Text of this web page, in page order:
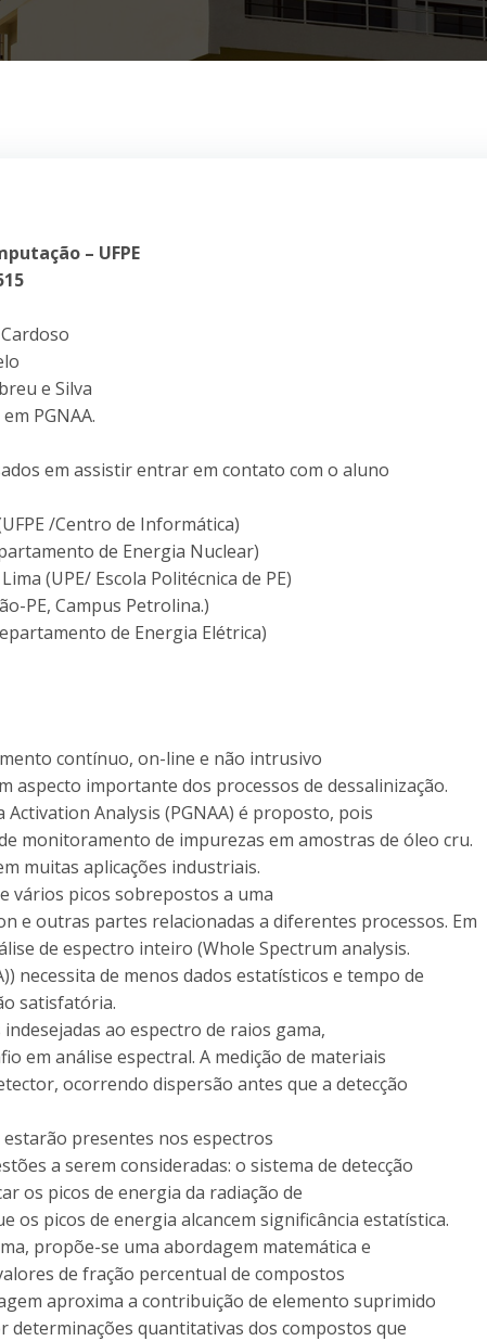
– UFPE
e Silva
PGNAA.
em assistir entrar em contato com o aluno
/Centro de Informática)
de Energia Nuclear)
(UPE/ Escola Politécnica de PE)
PE, Campus Petrolina.)
de Energia Elétrica)
contínuo, on-line e não intrusivo
aspecto importante dos processos de dessalinização.
Analysis (PGNAA) é proposto, pois
monitoramento de impurezas em amostras de óleo cru.
muitas aplicações industriais.
vários picos sobrepostos a uma
e outras partes relacionadas a diferentes processos. Em
de espectro inteiro (Whole Spectrum analysis.
necessita de menos dados estatísticos e tempo de
satisfatória.
ao espectro de raios gama,
em análise espectral. A medição de materiais
ocorrendo dispersão antes que a detecção
presentes nos espectros
a serem consideradas: o sistema de detecção
os picos de energia da radiação de
os picos de energia alcancem significância estatística.
propõe-se uma abordagem matemática e
de fração percentual de compostos
aproxima a contribuição de elemento suprimido
quantitativas dos compostos que